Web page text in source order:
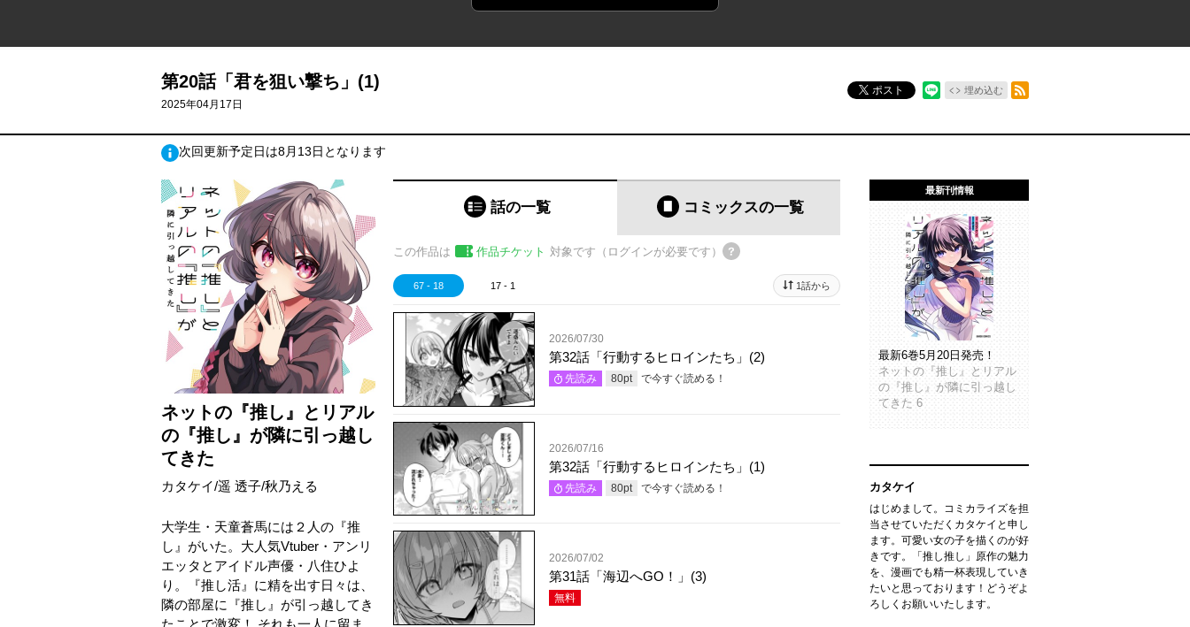
第20話「君を狙い撃ち」(1)
2025年04月17日
ポスト 埋め込む
次回更新予定日は8月13日となります
ネットの『推し』とリアル
の『推し』が隣に引っ越し
てきた
カタケイ/遥 透子/秋乃える
大学生・天童蒼馬には２人の『推
し』がいた。大人気Vtuber・アンリ
エッタとアイドル声優・八住ひよ
り。『推し活』に精を出す日々は、
隣の部屋に『推し』が引っ越してき
たことで激変！ それも一人に留ま
話の一覧 コミックスの一覧
この作品は 作品チケット 対象です（ログインが必要です）
67 - 18 17 - 1 1話から
2026/07/30
第32話「行動するヒロインたち」(2)
先読み 80pt で今すぐ読める！
2026/07/16
第32話「行動するヒロインたち」(1)
先読み 80pt で今すぐ読める！
2026/07/02
第31話「海辺へGO！」(3)
無料
最新刊情報
最新6巻5月20日発売！
ネットの『推し』とリアル
の『推し』が隣に引っ越し
てきた 6
カタケイ
はじめまして。コミカライズを担
当させていただくカタケイと申し
ます。可愛い女の子を描くのが好
きです。「推し推し」原作の魅力
を、漫画でも精一杯表現していき
たいと思っております！どうぞよ
ろしくお願いいたします。